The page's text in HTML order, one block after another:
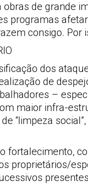
de grande
programas
consigo.
dos
de
–
maior infra-
“limpeza
fortalecimento,
proprietários/